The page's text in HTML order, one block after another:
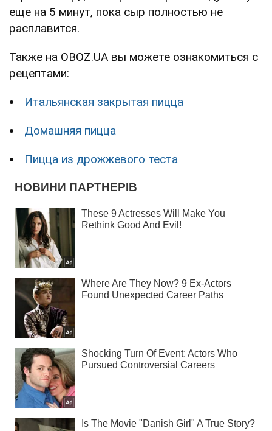
еще на 5 минут, пока сыр полностью не
расплавится.
Также на OBOZ.UA вы можете ознакомиться с
рецептами:
Итальянская закрытая пицца
Домашняя пицца
Пицца из дрожжевого теста